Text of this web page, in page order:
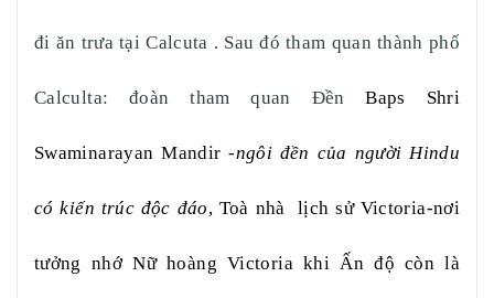
đi ăn trưa tại Calcuta . Sau đó tham quan thành phố
Calculta: đoàn tham quan ĐềnBaps Shri
Swaminarayan Mandir -ngôi đền của người Hindu
có kiến trúc độc đáo, Toà nhà lịch sử Victoria-nơi
tưởng nhớ Nữ hoàng Victoria khi Ấn độ còn là